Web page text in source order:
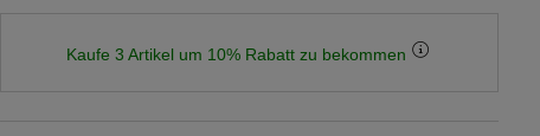
Kaufe 3 Artikel um 10% Rabatt zu bekommen